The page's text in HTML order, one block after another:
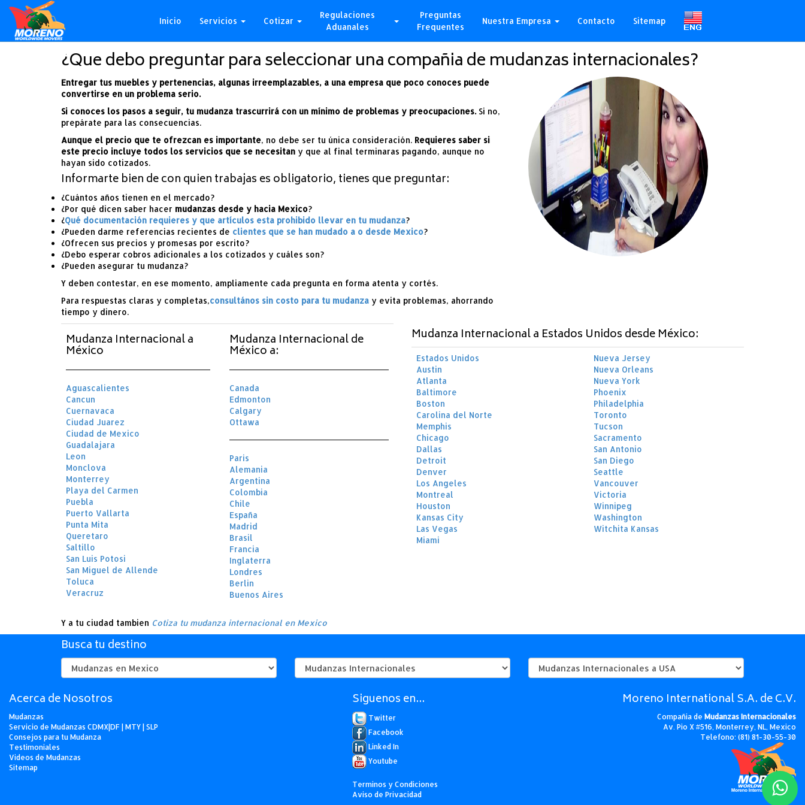
Inicio Servicios Cotizar
Regulaciones
Aduanales
Preguntas
Frequentes
Nuestra Empresa Contacto Sitemap
¿Que debo preguntar para seleccionar una compañia de mudanzas internacionales?
Entregar tus muebles y pertenencias, algunas irreemplazables, a una empresa que poco conoces puede
convertirse en un problema serio.
Si conoces los pasos a seguir, tu mudanza trascurrirá con un mínimo de problemas y preocupaciones.Si no,
prepárate para las consecuencias.
Aunque el precio que te ofrezcan es importante, no debe ser tu única consideración. Requieres saber si
este precio incluye todos los servicios que se necesitan y que al final terminaras pagando, aunque no
hayan sido cotizados.
Informarte bien de con quien trabajas es obligatorio, tienes que preguntar:
¿Cuántos años tienen en el mercado?
¿Por qué dicen saber hacer mudanzas desde y hacia Mexico?
¿Qué documentación requieres y que artículos esta prohibido llevar en tu mudanza?
¿Pueden darme referencias recientes de clientes que se han mudado a o desde Mexico?
¿Ofrecen sus precios y promesas por escrito?
¿Debo esperar cobros adicionales a los cotizados y cuáles son?
¿Pueden asegurar tu mudanza?
Y deben contestar, en ese momento, ampliamente cada pregunta en forma atenta y cortés.
Para respuestas claras y completas,consultános sin costo para tu mudanza y evita problemas, ahorrando
tiempo y dinero.
Mudanza Internacional a
México
Aguascalientes
Cancun
Cuernavaca
Ciudad Juarez
Ciudad de Mexico
Guadalajara
Leon
Monclova
Monterrey
Playa del Carmen
Puebla
Puerto Vallarta
Punta Mita
Queretaro
Saltillo
San Luis Potosi
San Miguel de Allende
Toluca
Veracruz
Mudanza Internacional de
México a:
Canada
Edmonton
Calgary
Ottawa
Paris
Alemania
Argentina
Colombia
Chile
España
Madrid
Brasil
Francia
Inglaterra
Londres
Berlin
Buenos Aires
Mudanza Internacional a Estados Unidos desde México:
Estados Unidos
Austin
Atlanta
Baltimore
Boston
Carolina del Norte
Memphis
Chicago
Dallas
Detroit
Denver
Los Angeles
Montreal
Houston
Kansas City
Las Vegas
Miami
Nueva Jersey
Nueva Orleans
Nueva York
Phoenix
Philadelphia
Toronto
Tucson
Sacramento
San Antonio
San Diego
Seattle
Vancouver
Victoria
Winnipeg
Washington
Witchita Kansas
Y a tu ciudad tambien Cotiza tu mudanza internacional en Mexico
Busca tu destino
Acerca de Nosotros
Mudanzas
Servicio de Mudanzas CDMX|DF | MTY | SLP
Consejos para tu Mudanza
Testimoniales
Videos de Mudanzas
Sitemap
Siguenos en...
Twitter
Facebook
Linked In
Youtube
Terminos y Condiciones
Aviso de Privacidad
Moreno International S.A. de C.V.
Compañia de Mudanzas Internacionales
Av. Pio X #516, Monterrey, NL, Mexico
Telefono: (81) 81-30-55-30